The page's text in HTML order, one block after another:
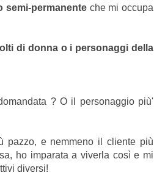
semi-permanente che mi occupa
di donna o i personaggi della
? O il personaggio più'
pazzo, e nemmeno il cliente più
ho imparata a viverla così e mi
diversi!